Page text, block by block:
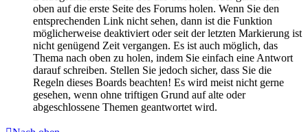
oben auf die erste Seite des Forums holen. Wenn Sie den
entsprechenden Link nicht sehen, dann ist die Funktion
möglicherweise deaktiviert oder seit der letzten Markierung ist
nicht genügend Zeit vergangen. Es ist auch möglich, das
Thema nach oben zu holen, indem Sie einfach eine Antwort
darauf schreiben. Stellen Sie jedoch sicher, dass Sie die
Regeln dieses Boards beachten! Es wird meist nicht gerne
gesehen, wenn ohne triftigen Grund auf alte oder
abgeschlossene Themen geantwortet wird.